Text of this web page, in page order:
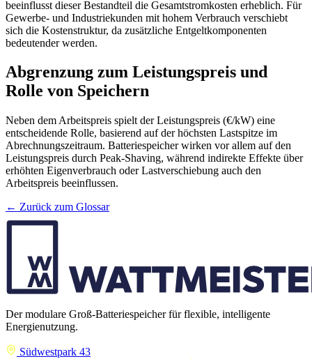
beeinflusst dieser Bestandteil die Gesamtstromkosten erheblich. Für
Gewerbe- und Industriekunden mit hohem Verbrauch verschiebt
sich die Kostenstruktur, da zusätzliche Entgeltkomponenten
bedeutender werden.
Abgrenzung zum Leistungspreis und
Rolle von Speichern
Neben dem Arbeitspreis spielt der Leistungspreis (€/kW) eine
entscheidende Rolle, basierend auf der höchsten Lastspitze im
Abrechnungszeitraum. Batteriespeicher wirken vor allem auf den
Leistungspreis durch Peak-Shaving, während indirekte Effekte über
erhöhten Eigenverbrauch oder Lastverschiebung auch den
Arbeitspreis beeinflussen.
← Zurück zum Glossar
Der modulare Groß-Batteriespeicher für flexible, intelligente
Energienutzung.
Südwestpark 43